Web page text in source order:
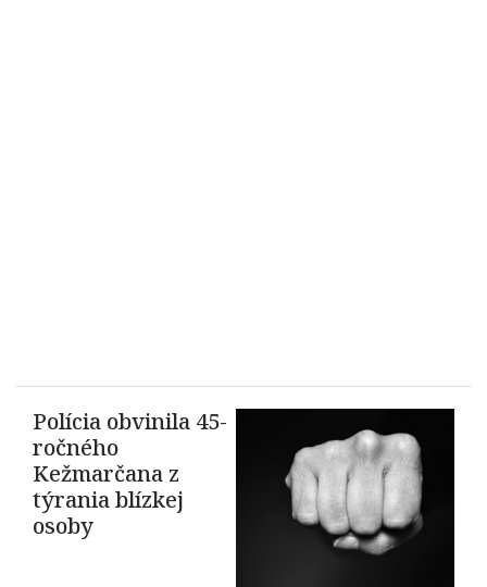
Polícia obvinila 45-
ročného
Kežmarčana z
týrania blízkej
osoby